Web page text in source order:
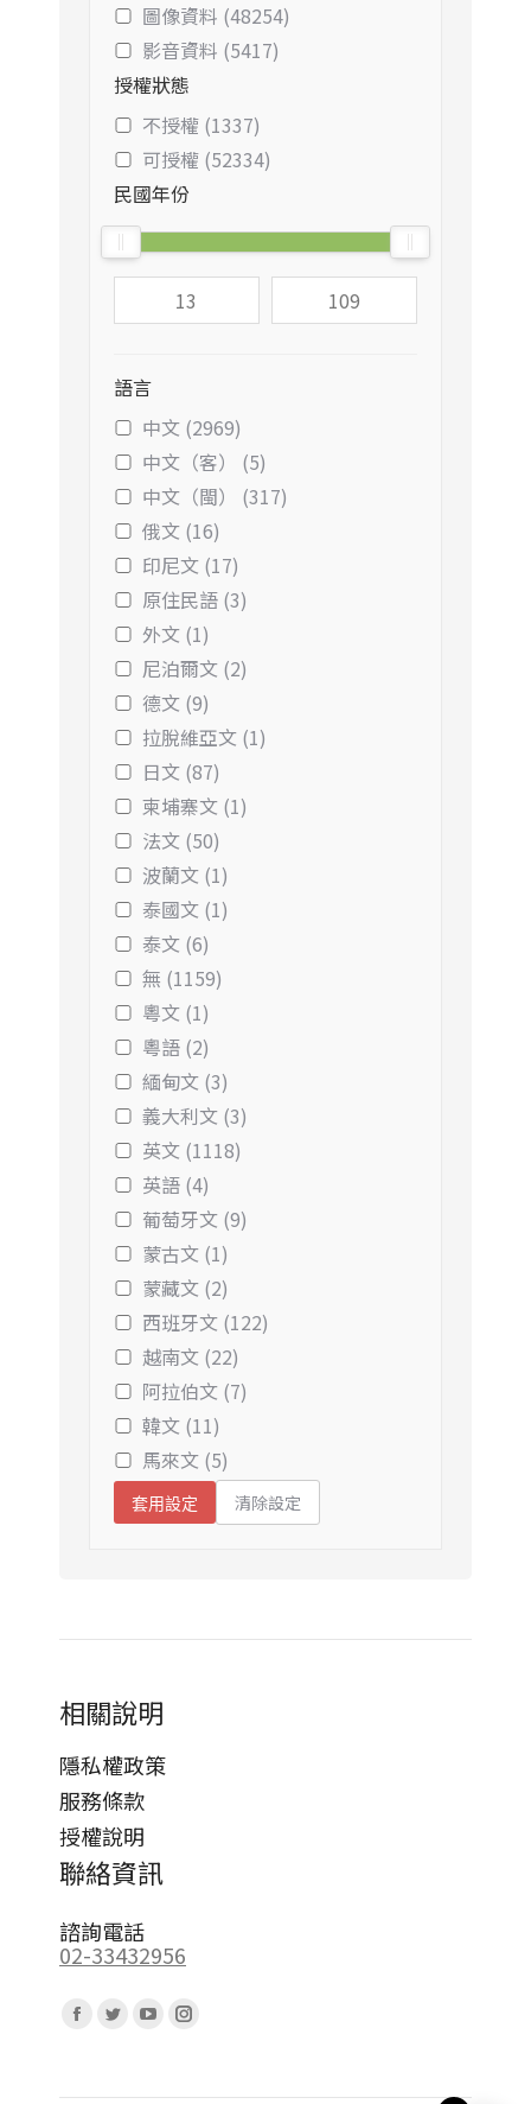
圖像資料 (48254)
影音資料 (5417)
授權狀態
不授權 (1337)
可授權 (52334)
民國年份
語言
中文 (2969)
中文（客） (5)
中文（閩） (317)
俄文 (16)
印尼文 (17)
原住民語 (3)
外文 (1)
尼泊爾文 (2)
德文 (9)
拉脫維亞文 (1)
日文 (87)
柬埔寨文 (1)
法文 (50)
波蘭文 (1)
泰國文 (1)
泰文 (6)
無 (1159)
粵文 (1)
粵語 (2)
緬甸文 (3)
義大利文 (3)
英文 (1118)
英語 (4)
葡萄牙文 (9)
蒙古文 (1)
蒙藏文 (2)
西班牙文 (122)
越南文 (22)
阿拉伯文 (7)
韓文 (11)
馬來文 (5)
套用設定 清除設定
相關說明
隱私權政策
服務條款
授權說明
聯絡資訊
諮詢電話
02-33432956
Facebook
opens
Twitter
opens
YouTube
opens
Instagram
opens